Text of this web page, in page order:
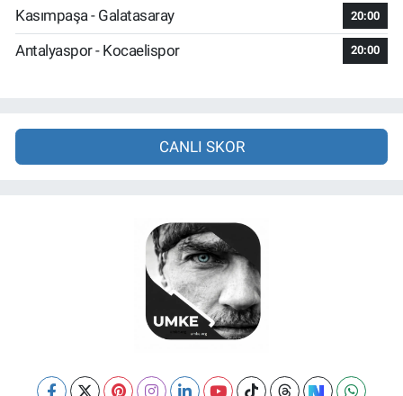
Kasımpaşa - Galatasaray 20:00
Antalyaspor - Kocaelispor 20:00
CANLI SKOR